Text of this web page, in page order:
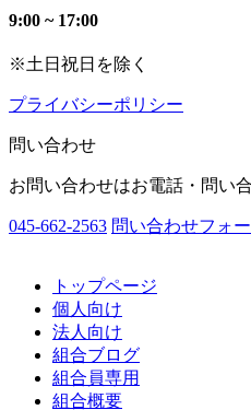
9:00 ~ 17:00
※土日祝日を除く
プライバシーポリシー
問い合わせ
お問い合わせはお電話・問い
045-662-2563 問い合わせフォ
トップページ
個人向け
法人向け
組合ブログ
組合員専用
組合概要